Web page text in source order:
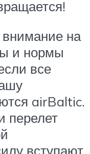
на
и нормы
все
airBaltic.
перелет
вступают